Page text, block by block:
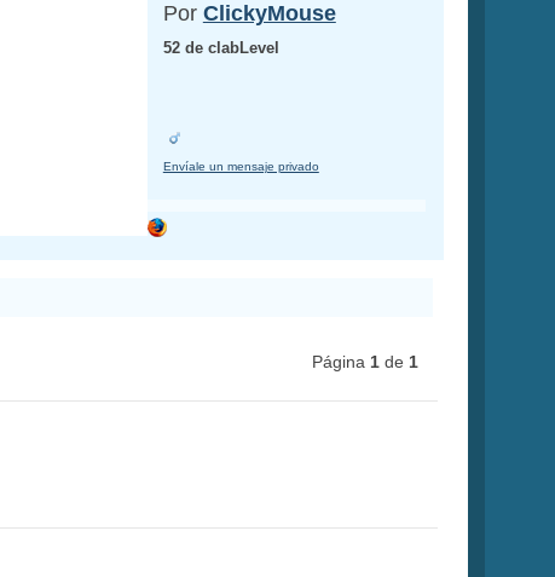
Por ClickyMouse
52 de clabLevel
Envíale un mensaje privado
Página 1 de 1